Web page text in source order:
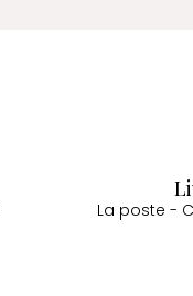
La poste -